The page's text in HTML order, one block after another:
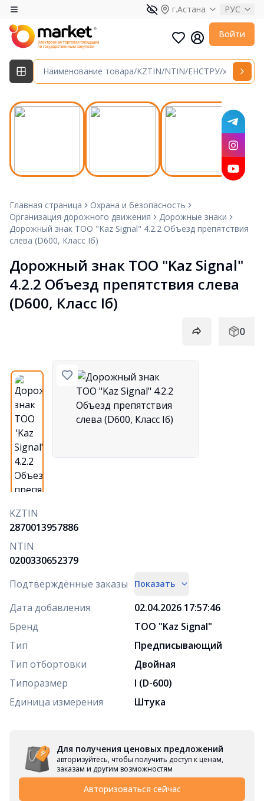
г.Астана РУС
Войти
Главная страница
Охрана и безопасность
Организация дорожного движения
Дорожные знаки
Дорожный знак ТОО "Kaz Signal" 4.2.2 Объезд препятствия
слева (D600, Класс Iб)
Дорожный знак ТОО "Kaz Signal"
4.2.2 Объезд препятствия слева
(D600, Класс Iб)
0
KZTIN
2870013957886
NTIN
0200330652379
Подтверждённые заказы
Показать
Дата добавления
02.04.2026 17:57:46
Бренд
ТОО "Kaz Signal"
Тип
Предписывающий
Тип отбортовки
Двойная
Типоразмер
I (D-600)
Единица измерения
Штука
Для получения ценовых предложений
авторизуйтесь, чтобы получить доступ к ценам,
заказам и другим возможностям
Авторизоваться сейчас